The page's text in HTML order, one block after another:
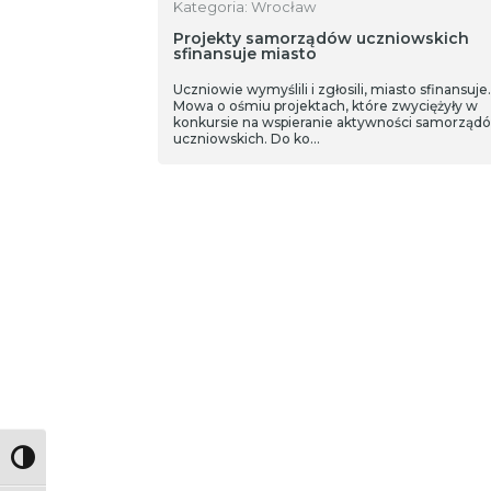
Toggle High Contrast
Kategoria: Wrocław
Projekty samorządów uczniowskich
sfinansuje miasto
Uczniowie wymyślili i zgłosili, miasto sfinansuje.
Mowa o ośmiu projektach, które zwyciężyły w
konkursie na wspieranie aktywności
uczniowskich. Do ko…